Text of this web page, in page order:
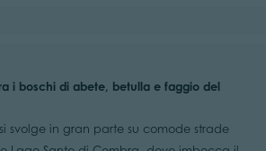
i boschi di abete, betulla e faggio del
si svolge in gran parte su comode strade